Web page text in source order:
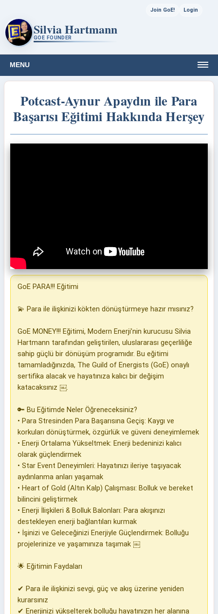
Join GoE! Login
Silvia Hartmann
GOE FOUNDER
MENU
Potcast-Aynur Apaydın ile Para
Başarısı Eğitimi Hakkında Herşey
GoE PARA!!! Eğitimi
💫 Para ile ilişkinizi kökten dönüştürmeye hazır mısınız?
GoE MONEY!!! Eğitimi, Modern Enerji’nin kurucusu Silvia
Hartmann tarafından geliştirilen, uluslararası geçerliliğe
sahip güçlü bir dönüşüm programıdır. Bu eğitimi
tamamladığınızda, The Guild of Energists (GoE) onaylı
sertifika alacak ve hayatınıza kalıcı bir değişim
katacaksınız ￼.
🔑 Bu Eğitimde Neler Öğreneceksiniz?
• Para Stresinden Para Başarısına Geçiş: Kaygı ve
korkuları dönüştürmek, özgürlük ve güveni deneyimlemek
• Enerji Ortalama Yükseltmek: Enerji bedeninizi kalıcı
olarak güçlendirmek
• Star Event Deneyimleri: Hayatınızı ileriye taşıyacak
aydınlanma anları yaşamak
• Heart of Gold (Altın Kalp) Çalışması: Bolluk ve bereket
bilincini geliştirmek
• Enerji İlişkileri & Bolluk Balonları: Para akışınızı
destekleyen enerji bağlantıları kurmak
• İşinizi ve Geleceğinizi Enerjiyle Güçlendirmek: Bolluğu
projelerinize ve yaşamınıza taşımak ￼
🌟 Eğitimin Faydaları
✔ Para ile ilişkinizi sevgi, güç ve akış üzerine yeniden
kurarsınız
✔ Enerjinizi yükselterek bolluğu hayatınızın her alanına